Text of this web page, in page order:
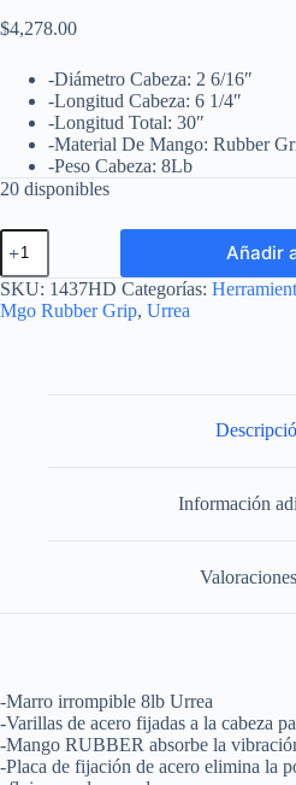
$4,278.00
-Diámetro Cabeza: 2 6/16″
-Longitud Cabeza: 6 1/4″
-Longitud Total: 30″
-Material De Mango: Rubber
-Peso Cabeza: 8Lb
20 disponibles
Marro
irrompible
con
mango
Rubber
Añadir
SKU: 1437HD Categorías:
Mgo Rubber Grip, Urrea
Información
-Marro irrompible 8lb Urrea
-Varillas de acero fijadas a la cabeza
-Mango RUBBER absorbe la
-Placa de fijación de acero elimina la